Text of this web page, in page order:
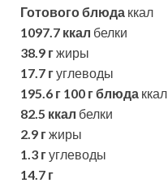
Готового блюда ккал
1097.7 ккал белки
38.9 гжиры
17.7 гуглеводы
195.6 г 100 г блюда ккал
82.5 ккал белки
2.9 гжиры
1.3 гуглеводы
14.7 г